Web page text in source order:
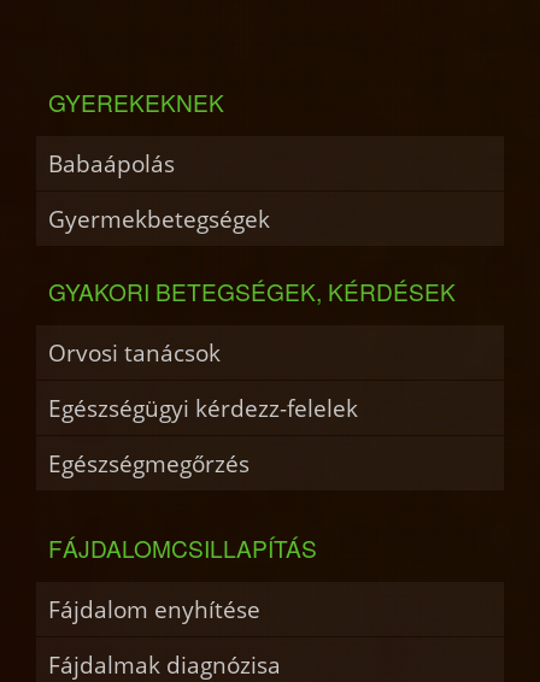
GYEREKEKNEK
Babaápolás
Gyermekbetegségek
GYAKORI BETEGSÉGEK, KÉRDÉSEK
Orvosi tanácsok
Egészségügyi kérdezz-felelek
Egészségmegőrzés
FÁJDALOMCSILLAPÍTÁS
Fájdalom enyhítése
Fájdalmak diagnózisa